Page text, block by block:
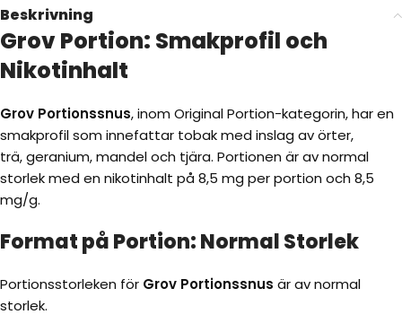
Beskrivning
Grov Portion: Smakprofil och
Nikotinhalt
Grov Portionssnus, inom Original Portion-kategorin, har en
smakprofil som innefattar tobak med inslag av örter,
trä, geranium, mandel och tjära. Portionen är av normal
storlek med en nikotinhalt på 8,5 mg per portion och 8,5
mg/g.
Format på Portion: Normal Storlek
Portionsstorleken för Grov Portionssnus är av normal
storlek.